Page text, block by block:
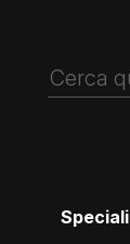
Speciali